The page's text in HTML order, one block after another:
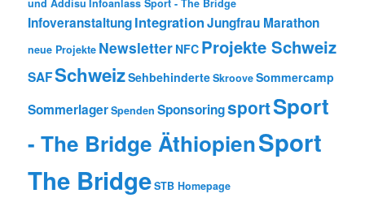
und Addisu Infoanlass Sport - The Bridge
InfoveranstaltungIntegrationJungfrau Marathon
neue Projekte Newsletter NFC Projekte Schweiz
SAFSchweizSehbehinderteSkrooveSommercamp
SommerlagerSpenden SponsoringsportSport
- The Bridge ÄthiopienSport
The BridgeSTB Homepage